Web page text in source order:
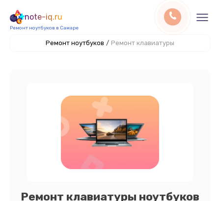
note-iq.ru
Ремонт ноутбуков в Самаре
Ремонт ноутбуков / Ремонт клавиатуры
Ремонт клавиатуры ноутбуков